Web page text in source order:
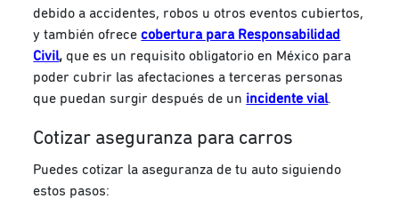
debido a accidentes, robos u otros eventos cubiertos,
y también ofrececobertura para Responsabilidad
Civil, que es un requisito obligatorio en México para
poder cubrir las afectaciones a terceras personas
que puedan surgir después de un incidente vial.
Cotizar aseguranza para carros
Puedes cotizar la aseguranza de tu auto siguiendo
estos pasos: